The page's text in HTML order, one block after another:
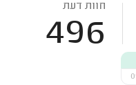
חוות דעת
496